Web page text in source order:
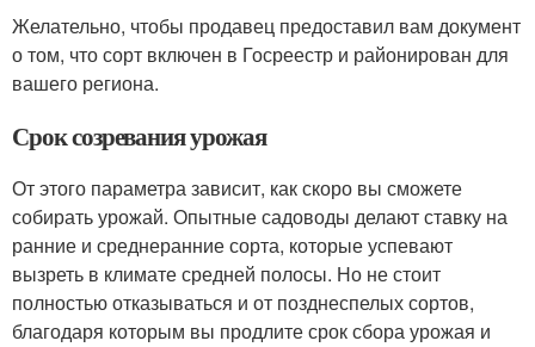
Желательно, чтобы продавец предоставил вам документ
о том, что сорт включен в Госреестр и районирован для
вашего региона.
Срок созревания урожая
От этого параметра зависит, как скоро вы сможете
собирать урожай. Опытные садоводы делают ставку на
ранние и среднеранние сорта, которые успевают
вызреть в климате средней полосы. Но не стоит
полностью отказываться и от позднеспелых сортов,
благодаря которым вы продлите срок сбора урожая и